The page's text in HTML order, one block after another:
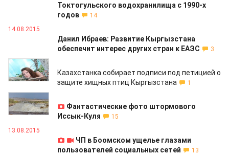
Токтогульского водохранилища с 1990-х
годов
14
14.08.2015
Данил Ибраев: Развитие Кыргызстана
обеспечит интерес других стран к ЕАЭС
3
13.08.2015
Казахстанка собирает подписи под петицией о
защите хищных птиц Кыргызстана
1
13.08.2015
Фантастические фото штормового
Иссык-Куля
15
13.08.2015
ЧП в Боомском ущелье глазами
пользователей социальных сетей
13